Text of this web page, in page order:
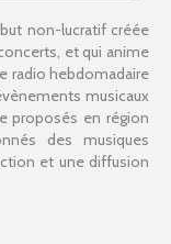
non-lucratif créée
et qui anime
radio hebdomadaire
musicaux
proposés en région
des musiques
et une diffusion